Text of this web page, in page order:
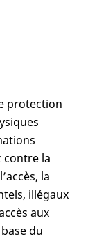
protection
contre la
la
illégaux
aux
du